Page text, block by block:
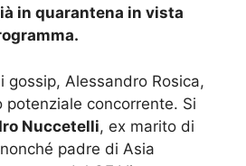
in quarantena in vista
gossip, Alessandro Rosica,
potenziale concorrente. Si
Nuccetelli, ex marito di
padre di Asia